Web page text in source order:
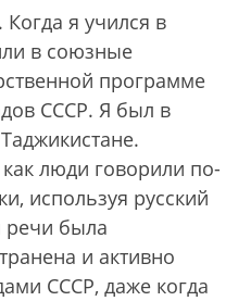
я учился в
в союзные
программе
СССР. Я был в
люди говорили по-
используя русский
речи была
и активно
СССР, даже когда